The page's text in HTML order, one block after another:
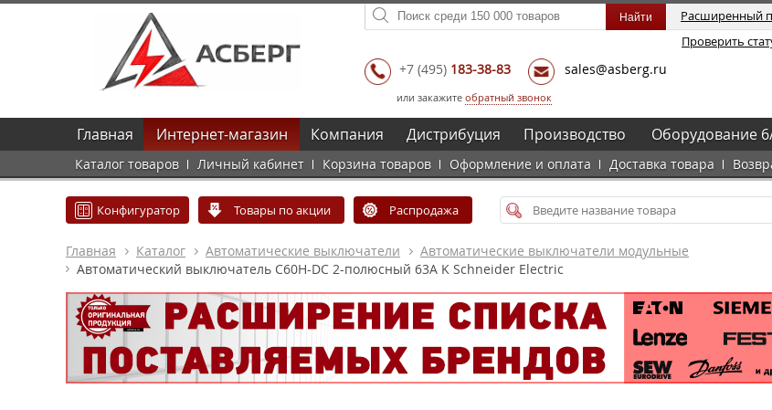
Расширенный
Проверить
+7 (495) 183-38-83 sales@asberg.ru
или закажите обратный звонок
Главная Интернет-магазин
Каталог товаров Личный кабинет Корзина товаров Оформление и оплата Доставка товара
Компания Дистрибуция Производство Оборудование
Конфигуратор Товары по акции Распродажа
Главная Каталог Автоматические выключатели
Автоматические выключатели модульные
Автоматический выключатель C60H-DC 2-полюсный 63A K Schneider Electric